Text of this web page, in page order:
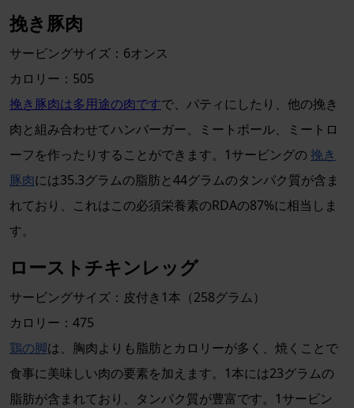
挽き豚肉
サービングサイズ：6オンス
カロリー：505
挽き豚肉は多用途の肉ですで、パティにしたり、他の挽き
肉と組み合わせてハンバーガー、ミートボール、ミートロ
ーフを作ったりすることができます。1サービングの 挽き
豚肉には35.3グラムの脂肪と44グラムのタンパク質が含ま
れており、これはこの必須栄養素のRDAの87%に相当しま
す。
ローストチキンレッグ
サービングサイズ：皮付き1本（258グラム）
カロリー：475
鶏の脚は、胸肉よりも脂肪とカロリーが多く、焼くことで
食事に美味しい肉の要素を加えます。1本には23グラムの
脂肪が含まれており、タンパク質が豊富です。1サービン